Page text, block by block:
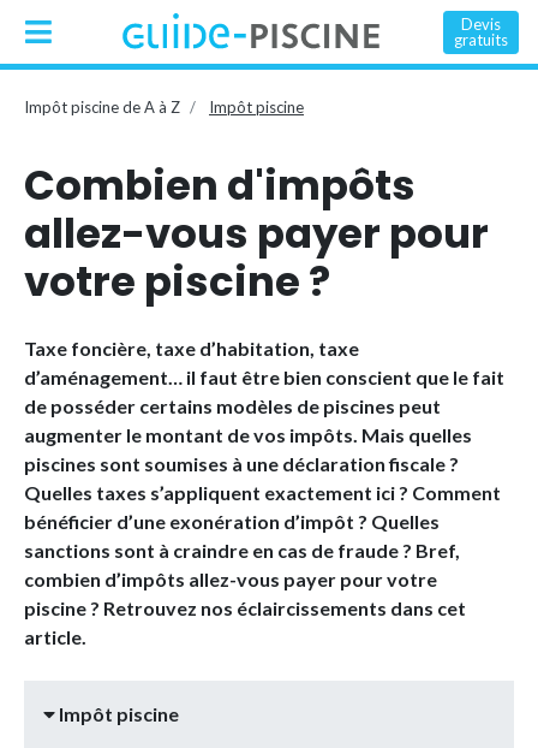
Devis
gratuits
Impôt piscine de A à Z Impôt piscine
Combien d'impôts
allez-vous payer pour
votre piscine ?
Taxe foncière, taxe d’habitation, taxe
d’aménagement… il faut être bien conscient que le fait
de posséder certains modèles de piscines peut
augmenter le montant de vos impôts. Mais quelles
piscines sont soumises à une déclaration fiscale ?
Quelles taxes s’appliquent exactement ici ? Comment
bénéficier d’une exonération d’impôt ? Quelles
sanctions sont à craindre en cas de fraude ? Bref,
combien d’impôts allez-vous payer pour votre
piscine ? Retrouvez nos éclaircissements dans cet
article.
Impôt piscine